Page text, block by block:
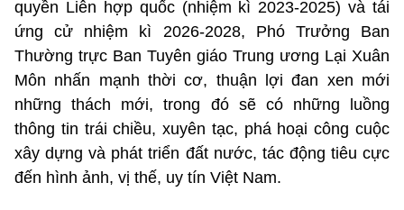
quyền Liên hợp quốc (nhiệm kì 2023-2025) và tái
ứng cử nhiệm kì 2026-2028, Phó Trưởng Ban
Thường trực Ban Tuyên giáo Trung ương Lại Xuân
Môn nhấn mạnh thời cơ, thuận lợi đan xen mới
những thách mới, trong đó sẽ có những luồng
thông tin trái chiều, xuyên tạc, phá hoại công cuộc
xây dựng và phát triển đất nước, tác động tiêu cực
đến hình ảnh, vị thế, uy tín Việt Nam.